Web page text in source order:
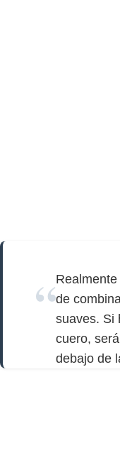
de
suaves. Si
cuero,
debajo de